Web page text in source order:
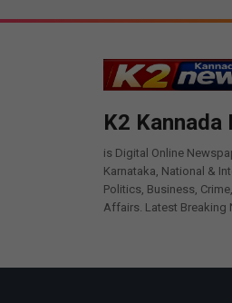
K2 Kannada
is Digital Online
Karnataka, National &
Politics, Business,
Affairs. Latest Breaking